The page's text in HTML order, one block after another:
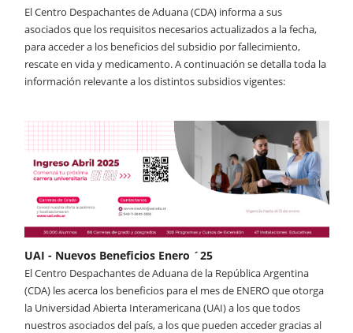
El Centro Despachantes de Aduana (CDA) informa a sus
asociados que los requisitos necesarios actualizados a la fecha,
para acceder a los beneficios del subsidio por fallecimiento,
rescate en vida y medicamento. A continuación se detalla toda la
información relevante a los distintos subsidios vigentes:
UAI - Nuevos Beneficios Enero ´25
El Centro Despachantes de Aduana de la República Argentina
(CDA) les acerca los beneficios para el mes de ENERO que otorga
la Universidad Abierta Interamericana (UAI) a los que todos
nuestros asociados del país, a los que pueden acceder gracias al